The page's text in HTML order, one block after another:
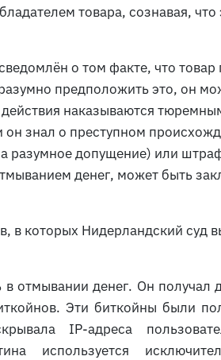
товара, сознавая, что
о том факте, что товар
предположить это, он
наказываются
он знал о преступном
разумное допущение) или
денег, может быть
в которых Нидерландский суд
отмывании денег. Он получал
Эти биткойны были
IP-адреса
используется